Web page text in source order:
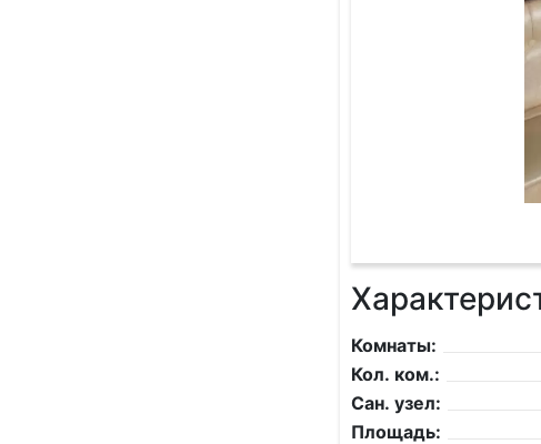
Комнаты:
Кол. ком.:
Сан. узел:
Площадь: